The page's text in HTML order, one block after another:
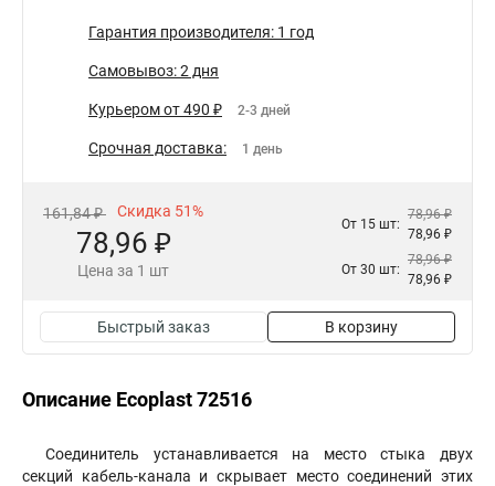
Гарантия производителя: 1 год
Самовывоз: 2 дня
Курьером от 490 ₽ 2-3 дней
Срочная доставка: 1 день
161,84 ₽ Скидка 51%
78,96 ₽
Цена за 1 шт
От 15 шт:
78,96 ₽
78,96 ₽
От 30 шт:
78,96 ₽
78,96 ₽
Быстрый заказ В корзину
Описание Ecoplast 72516
Соединитель устанавливается на место стыка двух
секций кабель-канала и скрывает место соединений этих